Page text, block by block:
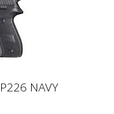
NAVY